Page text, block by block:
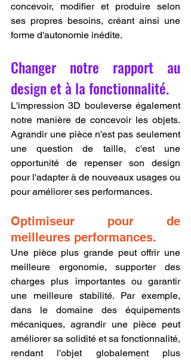
concevoir, modifier et produire selon
ses propres besoins, créant ainsi une
forme d'autonomie inédite.
Changer notre rapport au
design et à la fonctionnalité.
L'impression 3D bouleverse également
notre manière de concevoir les objets.
Agrandir une pièce n'est pas seulement
une question de taille, c'est une
opportunité de repenser son design
pour l'adapter à de nouveaux usages ou
pour améliorer ses performances.
Optimiseur pour de
meilleures performances.
Une pièce plus grande peut offrir une
meilleure ergonomie, supporter des
charges plus importantes ou garantir
une meilleure stabilité. Par exemple,
dans le domaine des équipements
mécaniques, agrandir une pièce peut
améliorer sa solidité et sa fonctionnalité,
rendant l'objet globalement plus